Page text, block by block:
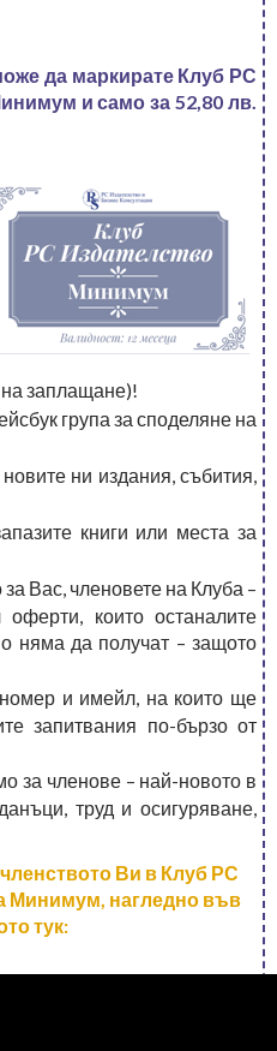
да маркирате Клуб РС
и само за 52,80 лв.
заплащане)!
група за споделяне на
ни издания, събития,
книги или места за
Вас, членовете на Клуба –
които останалите
няма да получат – защото
и имейл, на които ще
запитвания по-бързо от
за членове – най-новото в
труд и осигуряване,
Ви в Клуб РС
Минимум, нагледно във
тук: